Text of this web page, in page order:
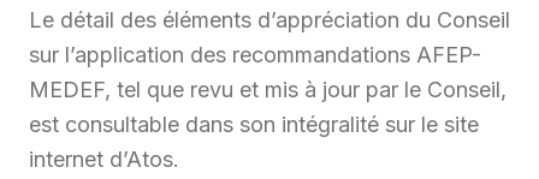
Le détail des éléments d’appréciation du Conseil
sur l’application des recommandations AFEP-
MEDEF, tel que revu et mis à jour par le Conseil,
est consultable dans son intégralité sur le site
internet d’Atos.